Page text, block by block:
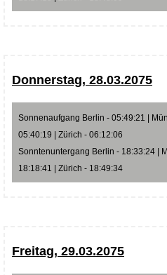
Donnerstag, 28.03.2075
Sonnenaufgang Berlin - 05:49:21 |
05:40:19 | Zürich - 06:12:06
Sonntenuntergang Berlin - 18:33:24 |
18:18:41 | Zürich - 18:49:34
Freitag, 29.03.2075